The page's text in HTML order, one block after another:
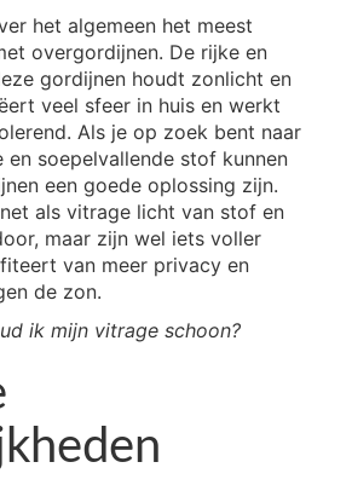
het algemeen het meest
overgordijnen. De rijke en
gordijnen houdt zonlicht en
veel sfeer in huis en werkt
Als je op zoek bent naar
en soepelvallende stof kunnen
een goede oplossing zijn.
als vitrage licht van stof en
maar zijn wel iets voller
van meer privacy en
de zon.
ik mijn vitrage schoon?